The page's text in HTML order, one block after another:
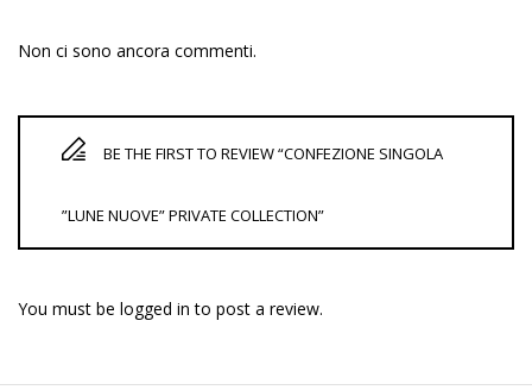
Non ci sono ancora commenti.
BE THE FIRST TO REVIEW “CONFEZIONE SINGOLA
”LUNE NUOVE” PRIVATE COLLECTION”
You must be logged in to post a review.